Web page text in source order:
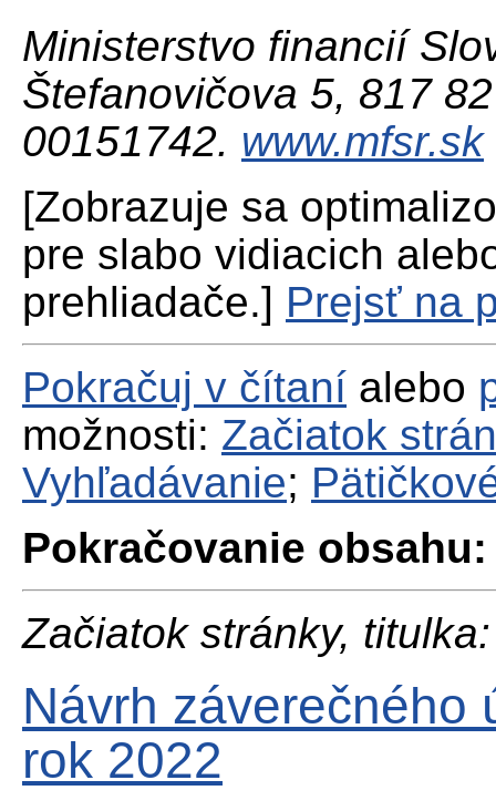
Ministerstvo financií
Štefanovičova 5, 817
00151742. www.mfsr.sk
[Zobrazuje sa
pre slabo vidiacich
prehliadače.] Prejsť na
Pokračuj v čítaní alebo
možnosti: Začiatok
Vyhľadávanie;
Pokračovanie obsahu:
Začiatok stránky, titulka:
Návrh záverečného
rok 2022